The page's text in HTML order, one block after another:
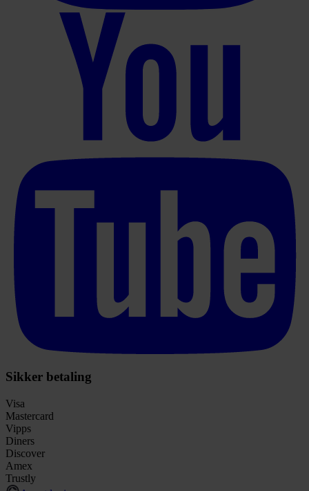
Sikker betaling
Visa
Mastercard
Vipps
Diners
Discover
Amex
Trustly